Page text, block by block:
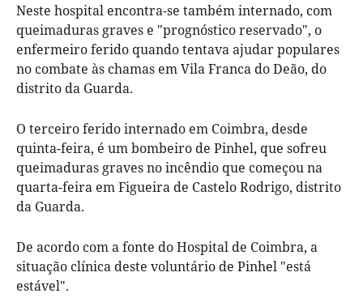
Neste hospital encontra-se também internado, com
queimaduras graves e "prognóstico reservado", o
enfermeiro ferido quando tentava ajudar populares
no combate às chamas em Vila Franca do Deão, do
distrito da Guarda.
O terceiro ferido internado em Coimbra, desde
quinta-feira, é um bombeiro de Pinhel, que sofreu
queimaduras graves no incêndio que começou na
quarta-feira em Figueira de Castelo Rodrigo, distrito
da Guarda.
De acordo com a fonte do Hospital de Coimbra, a
situação clínica deste voluntário de Pinhel "está
estável".